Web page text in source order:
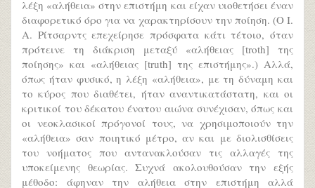
λέξη «αλήθεια» στην επιστήμη και είχαν υιοθετήσει έναν
διαφορετικό όρο για να χαρακτηρίσουν την ποίηση. (Ο Ι.
Α. Ρίτσαρντς επεχείρησε πρόσφατα κάτι τέτοιο, όταν
πρότεινε τη διάκριση μεταξύ «αλήθειας [troth] της
ποίησης» και «αλήθειας [truth] της επιστήμης».) Αλλά,
όπως ήταν φυσικό, η λέξη «αλήθεια», με τη δύναμη και
το κύρος που διαθέτει, ήταν αναντικατάστατη, και οι
κριτικοί του δέκατου ένατου αιώνα συνέχισαν, όπως και
οι νεοκλασικοί πρόγονοί τους, να χρησιμοποιούν την
«αλήθεια» σαν ποιητικό μέτρο, αν και με διολισθίσεις
του νοήματος που αντανακλούσαν τις αλλαγές της
υποκείμενης θεωρίας. Συχνά ακολουθούσαν την εξής
μέθοδο: άφηναν την αλήθεια στην επιστήμη αλλά